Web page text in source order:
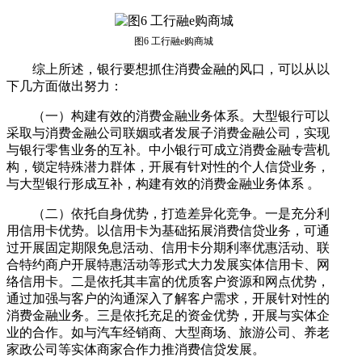
图6 工行融e购商城
综上所述，银行要想抓住消费金融的风口，可以从以
下几方面做出努力：
（一）构建有效的消费金融业务体系。大型银行可以
采取与消费金融公司联姻或者发展子消费金融公司，实现
与银行零售业务的互补。中小银行可成立消费金融专营机
构，锁定特殊潜力群体，开展有针对性的个人信贷业务，
与大型银行形成互补，构建有效的消费金融业务体系 。
（二）依托自身优势，打造差异化竞争。一是充分利
用信用卡优势。以信用卡为基础拓展消费信贷业务，可通
过开展固定期限免息活动、信用卡分期利率优惠活动、联
合特约商户开展特惠活动等形式大力发展实体信用卡、网
络信用卡。二是依托其丰富的优质客户资源和网点优势，
通过加强与客户的沟通深入了解客户需求，开展针对性的
消费金融业务。三是依托充足的资金优势，开展与实体企
业的合作。如与汽车经销商、大型商场、旅游公司、养老
家政公司等实体商家合作力推消费信贷发展。